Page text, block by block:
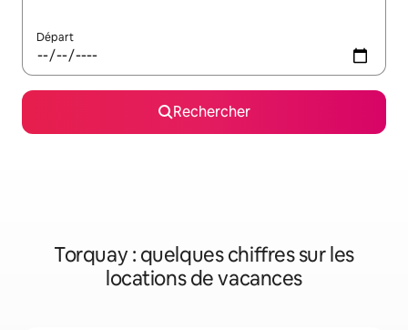
Départ
Rechercher
Torquay : quelques chiffres sur les
locations de vacances